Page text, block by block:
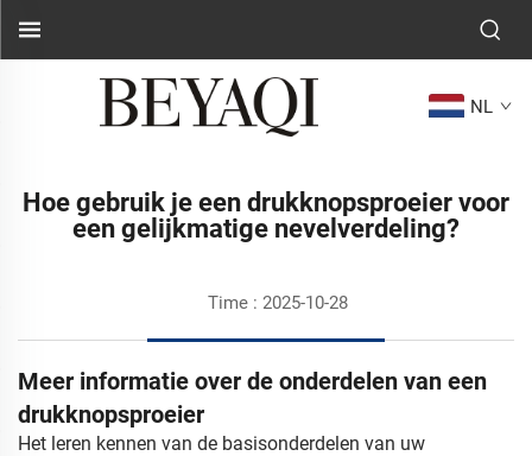
NL
Hoe gebruik je een drukknopsproeier voor
een gelijkmatige nevelverdeling?
Time : 2025-10-28
Meer informatie over de onderdelen van een
drukknopsproeier
Het leren kennen van de basisonderdelen van uw